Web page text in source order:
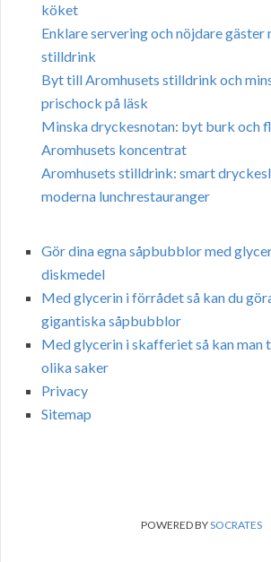
köket
Enklare servering och nöjdare gäster
stilldrink
Byt till Aromhusets stilldrink och
prischock på läsk
Minska dryckesnotan: byt burk och
Aromhusets koncentrat
Aromhusets stilldrink: smart
moderna lunchrestauranger
Gör dina egna såpbubblor med
diskmedel
Med glycerin i förrådet så kan du
gigantiska såpbubblor
Med glycerin i skafferiet så kan man
olika saker
Privacy
Sitemap
POWERED BYSOCRATES